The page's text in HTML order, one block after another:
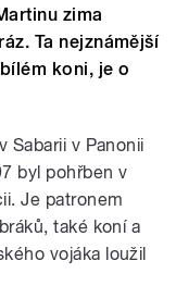
zima
Ta nejznámější
koni, je o
Sabarii v Panonii
byl pohřben v
Je patronem
také koní a
vojáka loužil